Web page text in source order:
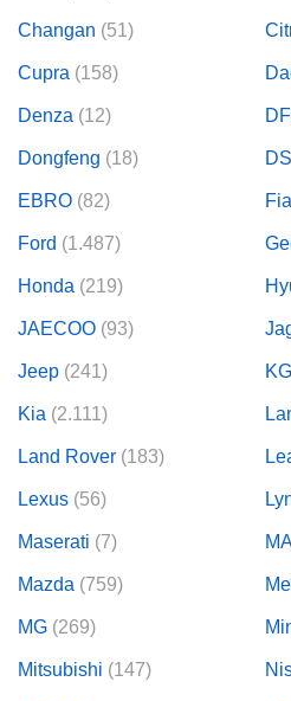
Changan (51)
Cupra (158)
Denza (12)
Dongfeng (18) DS
EBRO (82)
Ford (1.487)
Honda (219)
JAECOO (93)
Jeep (241)
Kia (2.111)
Land Rover (183)
Lexus (56)
Maserati (7)
Mazda (759)
MG (269)
Mitsubishi (147)